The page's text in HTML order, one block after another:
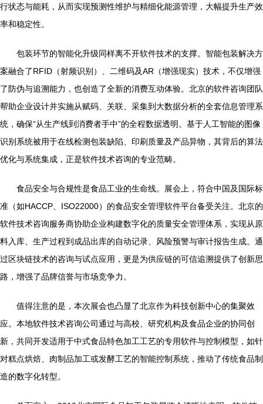
行状态与能耗，从而实现预测性维护与精细化能源管理，大幅提升生产效
率和稳定性。
包装环节的智能化升级同样离不开软件技术的支撑。智能包装解决方
案融合了RFID（射频识别）、二维码及AR（增强现实）技术，不仅增强
了防伪与追溯能力，也创造了全新的消费互动体验。北京的软件咨询团队
帮助企业设计并实施从赋码、关联、采集到大数据分析的全套信息管理系
统，确保“从生产线到消费者手中”的全程数据透明。基于人工智能的图像
识别系统被用于在线检测包装缺陷、印刷质量及产品异物，其背后的算法
优化与系统集成，正是软件技术咨询的专业范畴。
食品安全与合规性是食品工业的生命线。展会上，符合中国及国际标
准（如HACCP、ISO22000）的食品安全管理软件平台备受关注。北京的
软件技术咨询服务商协助企业构建数字化的质量安全管理体系，实现从原
料入库、生产过程到成品出库的自动记录、风险预警与审计报告生成。通
过区块链技术的咨询与试点应用，更是为供应链的可信追溯提供了创新思
路，增强了品牌信誉与市场竞争力。
值得注意的是，本次展会也凸显了北京作为科技创新中心的集聚效
应。本地软件技术咨询公司通过与高校、研究机构及食品企业的协同创
新，共同开发适用于中式食品特色加工工艺的专用软件与控制模型，如针
对糕点烘焙、肉制品加工或发酵工艺的智能控制系统，推动了传统食品制
造的数字化转型。